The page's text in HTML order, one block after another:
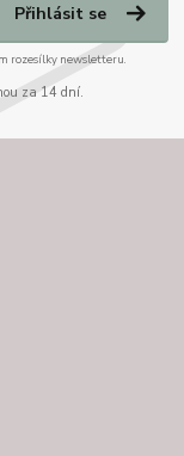
Přihlásit se
rozesílky newsletteru.
za 14 dní.